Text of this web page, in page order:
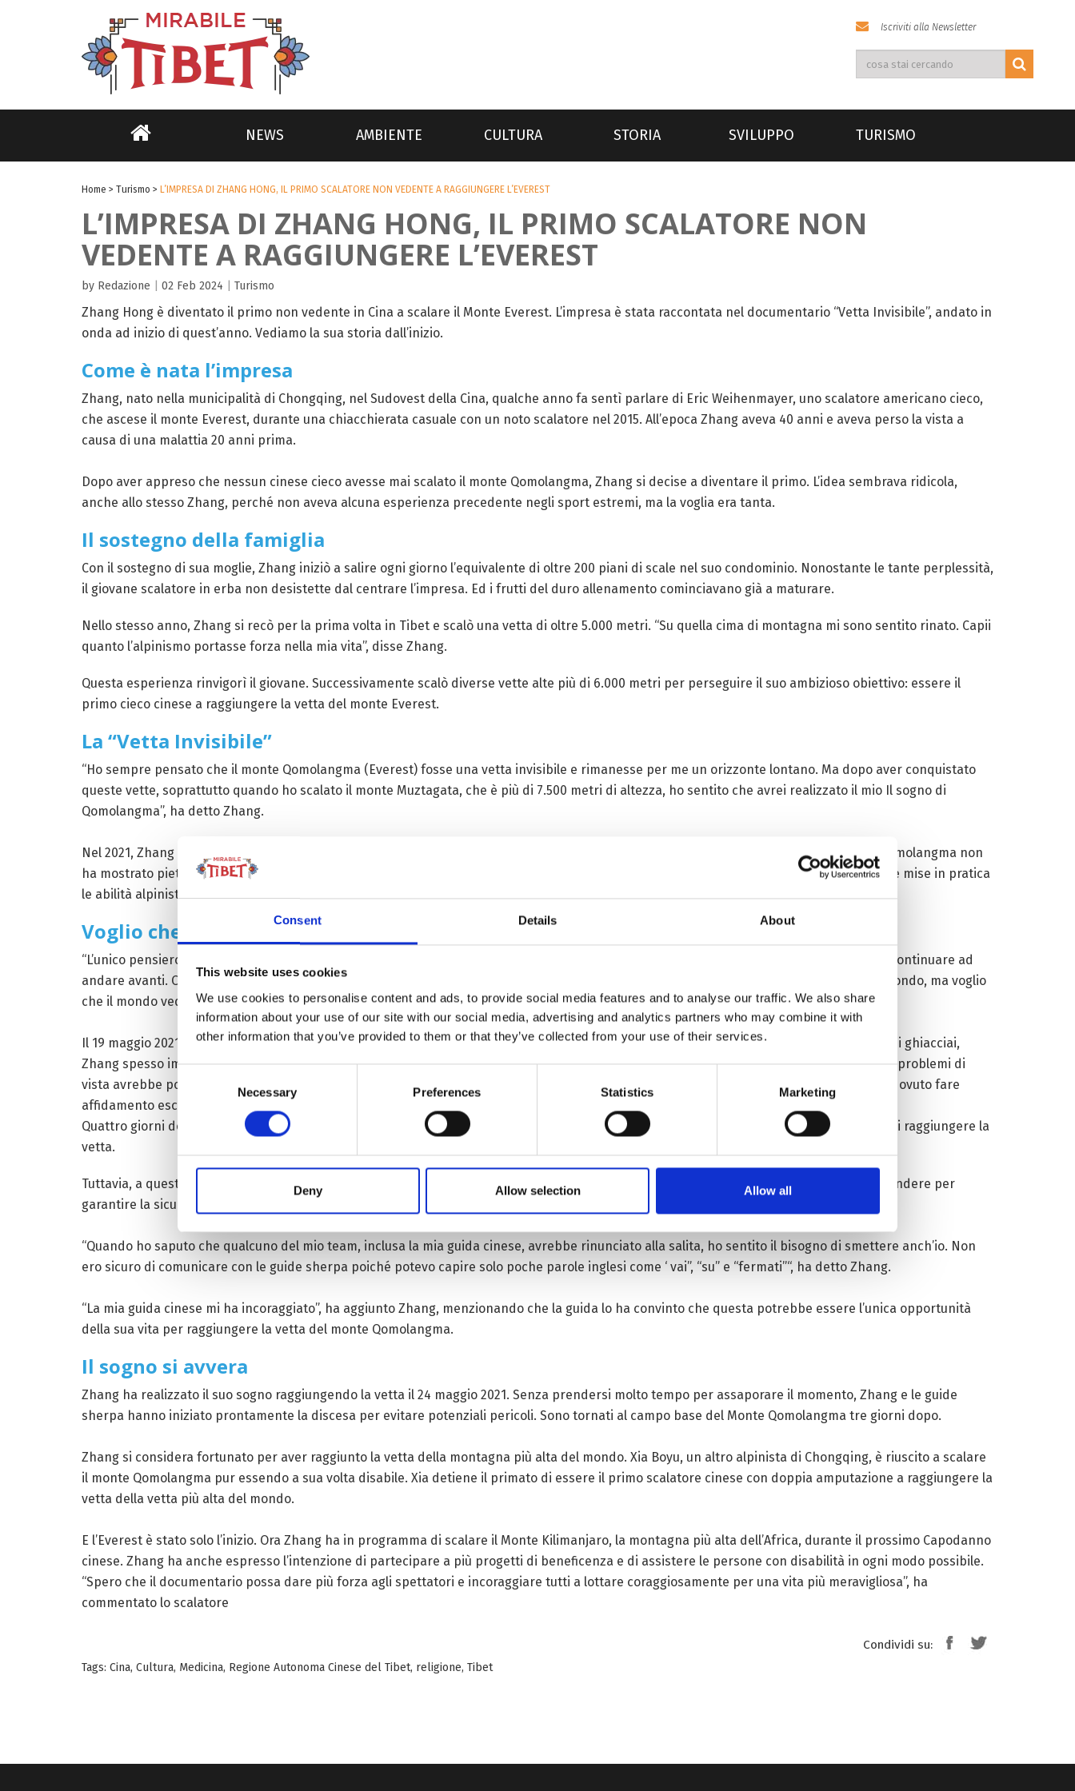
Consent Details About
This website uses cookies
We use cookies to personalise content and ads, to provide social media features and to analyse our traffic. We also share
information about your use of our site with our social media, advertising and analytics partners who may combine it with
other information that you’ve provided to them or that they’ve collected from your use of their services.
Selection
Necessary Preferences Statistics Marketing
Deny Allow selection Allow all
Iscriviti alla Newsletter
NEWS AMBIENTE CULTURA STORIA SVILUPPO TURISMO
Home > Turismo > L’IMPRESA DI ZHANG HONG, IL PRIMO SCALATORE NON VEDENTE A RAGGIUNGERE L’EVEREST
L’IMPRESA DI ZHANG HONG, IL PRIMO SCALATORE NON
VEDENTE A RAGGIUNGERE L’EVEREST
by Redazione 02 Feb 2024 Turismo
Zhang Hong è diventato il primo non vedente in Cina a scalare il Monte Everest. L’impresa è stata raccontata nel documentario “Vetta Invisibile”, andato in
onda ad inizio di quest’anno. Vediamo la sua storia dall’inizio.
Come è nata l’impresa
Zhang, nato nella municipalità di Chongqing, nel Sudovest della Cina, qualche anno fa sentì parlare di Eric Weihenmayer, uno scalatore americano cieco,
che ascese il monte Everest, durante una chiacchierata casuale con un noto scalatore nel 2015. All’epoca Zhang aveva 40 anni e aveva perso la vista a
causa di una malattia 20 anni prima.
Dopo aver appreso che nessun cinese cieco avesse mai scalato il monte Qomolangma, Zhang si decise a diventare il primo. L’idea sembrava ridicola,
anche allo stesso Zhang, perché non aveva alcuna esperienza precedente negli sport estremi, ma la voglia era tanta.
Il sostegno della famiglia
Con il sostegno di sua moglie, Zhang iniziò a salire ogni giorno l’equivalente di oltre 200 piani di scale nel suo condominio. Nonostante le tante perplessità,
il giovane scalatore in erba non desistette dal centrare l’impresa. Ed i frutti del duro allenamento cominciavano già a maturare.
Nello stesso anno, Zhang si recò per la prima volta in Tibet e scalò una vetta di oltre 5.000 metri. “Su quella cima di montagna mi sono sentito rinato. Capii
quanto l’alpinismo portasse forza nella mia vita”, disse Zhang.
Questa esperienza rinvigorì il giovane. Successivamente scalò diverse vette alte più di 6.000 metri per perseguire il suo ambizioso obiettivo: essere il
primo cieco cinese a raggiungere la vetta del monte Everest.
La “Vetta Invisibile”
“Ho sempre pensato che il monte Qomolangma (Everest) fosse una vetta invisibile e rimanesse per me un orizzonte lontano. Ma dopo aver conquistato
queste vette, soprattutto quando ho scalato il monte Muztagata, che è più di 7.500 metri di altezza, ho sentito che avrei realizzato il mio Il sogno di
Qomolangma”, ha detto Zhang.
Nel 2021, Zhang si recò al campo base del Monte Qomolangma e ha scoperto che le condizioni meteorologiche erano avverse. Il monte Qomolangma non
ha mostrato pietà a causa della sua disabilità visiva. Passò più di un mese al campo base preparandosi per la salita finale, durante la quale mise in pratica
le abilità alpinistiche e ha imparato a utilizzare i dispositivi.
Voglio che il mondo veda me
“L’unico pensiero nella mia mente era che non avevo bisogno di pensare a quanto lontano dovevo ancora arrivare. Avevo solo bisogno di continuare ad
andare avanti. Ogni ulteriore passo mi avrebbe portato un passo più vicino al mio obiettivo – commentò Zhang – Non riesco a vedere il mondo, ma voglio
che il mondo veda me”.
Il 19 maggio 2021, Zhang e il suo team, accompagnati da tre guide sherpa, hanno iniziato la loro ascesa. Durante la navigazione attraverso i ghiacciai,
Zhang spesso impiegava diversi minuti, talvolta anche più di 10, per attraversare una fessura nel ghiaccio. Al contrario, un alpinista senza problemi di
vista avrebbe potuto valicarla in un balzo. Di fronte a sfide come ghiacciai, scogliere, bufere di neve, freddo estremo e ipossia, Zhang ha dovuto fare
affidamento esclusivamente sulle descrizioni verbali delle sue guide.
Quattro giorni dopo sono arrivati al quarto campo, situato a 8.000 metri di altitudine, che ha segnato il loro ultimo accampamento prima di raggiungere la
vetta.
Tuttavia, a questo punto, la squadra di Zhang ha dovuto affrontare la carenza di ossigeno. Era evidente che qualcuno avrebbe dovuto scendere per
garantire la sicurezza dei restanti membri della squadra nel loro viaggio verso la vetta.
“Quando ho saputo che qualcuno del mio team, inclusa la mia guida cinese, avrebbe rinunciato alla salita, ho sentito il bisogno di smettere anch’io. Non
ero sicuro di comunicare con le guide sherpa poiché potevo capire solo poche parole inglesi come ‘ vai”, “su” e “fermati”“, ha detto Zhang.
“La mia guida cinese mi ha incoraggiato”, ha aggiunto Zhang, menzionando che la guida lo ha convinto che questa potrebbe essere l’unica opportunità
della sua vita per raggiungere la vetta del monte Qomolangma.
Il sogno si avvera
Zhang ha realizzato il suo sogno raggiungendo la vetta il 24 maggio 2021. Senza prendersi molto tempo per assaporare il momento, Zhang e le guide
sherpa hanno iniziato prontamente la discesa per evitare potenziali pericoli. Sono tornati al campo base del Monte Qomolangma tre giorni dopo.
Zhang si considera fortunato per aver raggiunto la vetta della montagna più alta del mondo. Xia Boyu, un altro alpinista di Chongqing, è riuscito a scalare
il monte Qomolangma pur essendo a sua volta disabile. Xia detiene il primato di essere il primo scalatore cinese con doppia amputazione a raggiungere la
vetta della vetta più alta del mondo.
E l’Everest è stato solo l’inizio. Ora Zhang ha in programma di scalare il Monte Kilimanjaro, la montagna più alta dell’Africa, durante il prossimo Capodanno
cinese. Zhang ha anche espresso l’intenzione di partecipare a più progetti di beneficenza e di assistere le persone con disabilità in ogni modo possibile.
“Spero che il documentario possa dare più forza agli spettatori e incoraggiare tutti a lottare coraggiosamente per una vita più meravigliosa”, ha
commentato lo scalatore
Condividi su:
Tags: Cina, Cultura, Medicina, Regione Autonoma Cinese del Tibet, religione, Tibet